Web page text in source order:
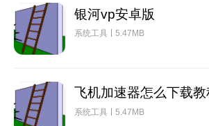
银河vp安卓版
系统工具 5.47MB
飞机加速器怎么下载教
系统工具 5.47MB